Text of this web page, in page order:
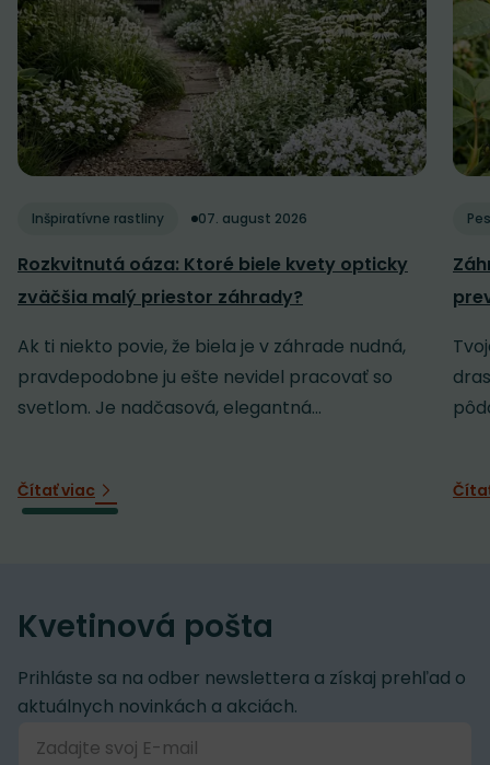
Inšpiratívne rastliny 07. august 2026
Rozkvitnutá oáza: Ktoré biele kvety opticky
zväčšia malý priestor záhrady?
Ak ti niekto povie, že biela je v záhrade nudná,
pravdepodobne ju ešte nevidel pracovať so
svetlom. Je nadčasová, elegantná...
Čítať viac
Kvetinová pošta
Prihláste sa na odber newslettera a získaj prehľad o
aktuálnych novinkách a akciách.